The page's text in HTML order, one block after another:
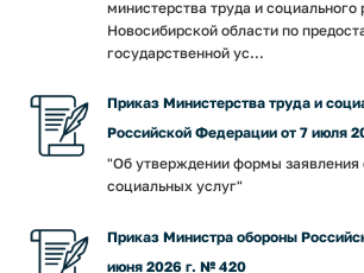
министерства труда и социального
Новосибирской области по
государственной ус...
Приказ Министерства труда и
Российской Федерации от 7 июля
"Об утверждении формы заявления
социальных услуг"
Приказ Министра обороны
июня 2026 г. № 420